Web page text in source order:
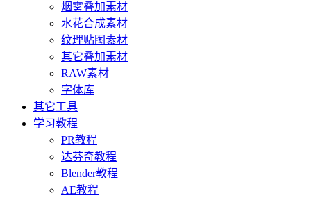
烟雾叠加素材
水花合成素材
纹理贴图素材
其它叠加素材
RAW素材
字体库
其它工具
学习教程
PR教程
达芬奇教程
Blender教程
AE教程